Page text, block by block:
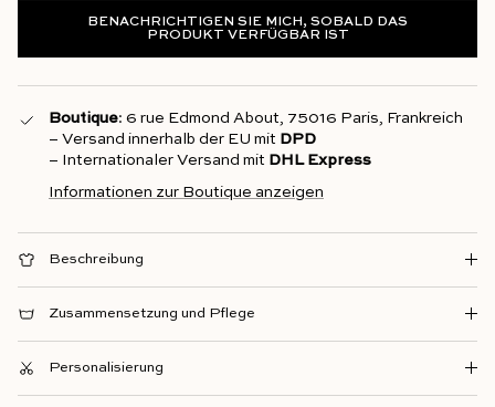
BENACHRICHTIGEN SIE MICH, SOBALD DAS
PRODUKT VERFÜGBAR IST
Boutique: 6 rue Edmond About, 75016 Paris, Frankreich
– Versand innerhalb der EU mit DPD
– Internationaler Versand mit DHL Express
Informationen zur Boutique anzeigen
Beschreibung
Zusammensetzung und Pflege
Personalisierung